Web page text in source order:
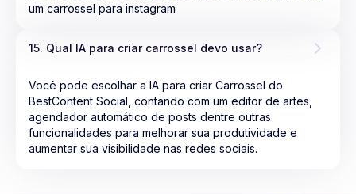
um carrossel para instagram
15. Qual IA para criar carrossel devo usar?
Você pode escolhar a IA para criar Carrossel do
BestContent Social, contando com um editor de artes,
agendador automático de posts dentre outras
funcionalidades para melhorar sua produtividade e
aumentar sua visibilidade nas redes sociais.